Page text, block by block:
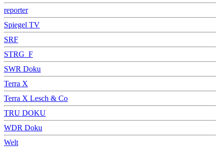
reporter
Spiegel TV
SRF
STRG_F
SWR Doku
Terra X
Terra X Lesch & Co
TRU DOKU
WDR Doku
Welt